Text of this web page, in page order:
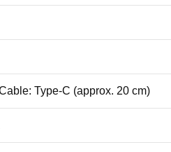
Type-C (approx. 20 cm)